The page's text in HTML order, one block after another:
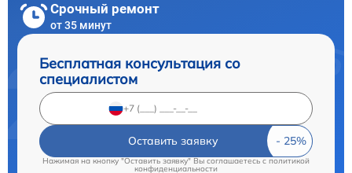
Срочный ремонт
от 35 минут
Бесплатная консультация со
специалистом
Оставить заявку
Нажимая на кнопку "Оставить заявку" Вы соглашаетесь cполитикой
конфиденциальности